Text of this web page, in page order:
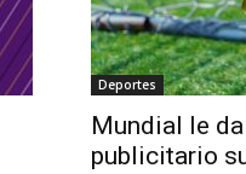
Deportes
Mundial le
publicitario